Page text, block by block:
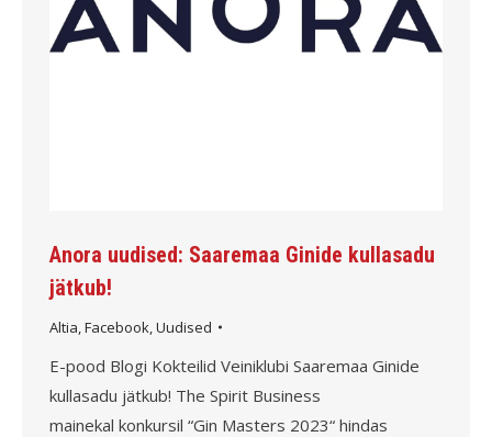
Anora uudised: Saaremaa Ginide kullasadu
jätkub!
Altia Facebook Uudised
E-pood Blogi Kokteilid Veiniklubi Saaremaa Ginide
kullasadu jätkub! The Spirit Business
mainekal konkursil “Gin Masters 2023“ hindas